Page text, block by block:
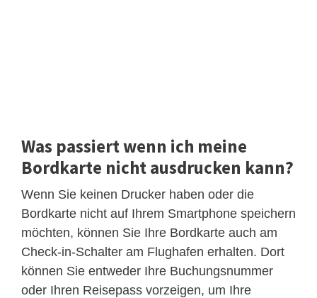
Was passiert wenn ich meine
Bordkarte nicht ausdrucken kann?
Wenn Sie keinen Drucker haben oder die
Bordkarte nicht auf Ihrem Smartphone speichern
möchten, können Sie Ihre Bordkarte auch am
Check-in-Schalter am Flughafen erhalten. Dort
können Sie entweder Ihre Buchungsnummer
oder Ihren Reisepass vorzeigen, um Ihre